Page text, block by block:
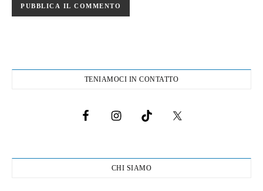
TENIAMOCI IN CONTATTO
CHI SIAMO